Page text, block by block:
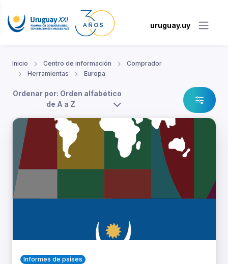
uruguay.uy
Inicio Centro de información
Comprador
Herramientas
Europa
Ordenar por: Orden alfabético
de A a Z
Informes de países